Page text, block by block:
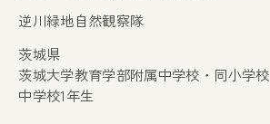
逆川緑地自然観察隊
茨城県
茨城大学教育学部附属中学校・同小学校
中学校1年生